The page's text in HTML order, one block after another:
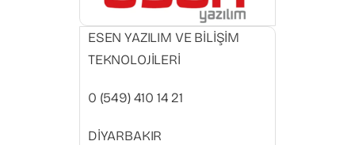
ESEN YAZILIM VE BİLİŞİM
TEKNOLOJİLERİ
0 (549) 410 14 21
DİYARBAKIR